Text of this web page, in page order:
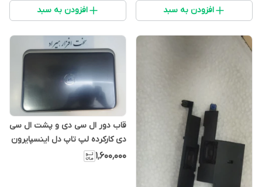
افزودن به سبد افزودن به سبد
قاب دور ال سی دی و پشت ال سی
دی کارکرده لپ تاپ دل اینسپایرون
N5520
۱٬۶۰۰٬۰۰۰